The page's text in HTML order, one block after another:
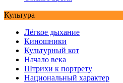
Культура
Лёгкое дыхание
Киношники
Культурный кот
Начало века
Штрихи к портрету
Национальный характер